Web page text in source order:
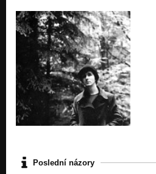
Poslední názory